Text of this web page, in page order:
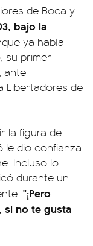
de Boca y
bajo la
ya había
su primer
ante
Libertadores de
la figura de
le dio confianza
Incluso lo
durante un
"¡Pero
si no te gusta